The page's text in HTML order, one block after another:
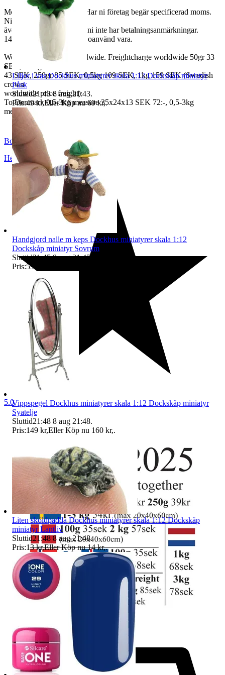
Moms ingår i våra priser. Har ni företag begär specificerad moms.
Ni kan
även fråga om faktura om ni inte har betalningsanmärkningar.
14 dagars full returrätt vid oanvänd vara.
We also ship abroad worldwide. Freightcharge worldwide 50gr 33
SEK, 100 gr
43 SEK, 250gr 85 SEK, 0,5kg 109 SEK, 1kg 159 SEK (Swedish
crown
worldwide price freight)
To Denmark 0,5-3kg measure 35x24x13 SEK 72:-, 0,5-3kg
measure 40x40x140cm SEK 144:-
BoutiqueNo9
Helsingborg
Sverige
5.0
Liljor i vas Dockhus miniatyrer skala 1:12 Dockskåp miniatyr
Påsk
Sluttid21:43 8 aug 21:43.
Pris:49 kr,Eller Köp nu 69 kr,.
Handgjord nalle m keps Dockhus miniatyrer skala 1:12
Dockskåp miniatyr Sovrum
Sluttid21:45 8 aug 21:45
Pris:59 kr
Vippspegel Dockhus miniatyrer skala 1:12 Dockskåp miniatyr
Syatelje
Sluttid21:48 8 aug 21:48.
Pris:149 kr,Eller Köp nu 160 kr,.
Liten sköldpadda Dockhus miniatyrer skala 1:12 Dockskåp
miniatyr Lantliv
Sluttid21:48 8 aug 21:48.
Pris:13 kr,Eller Köp nu 14 kr,.